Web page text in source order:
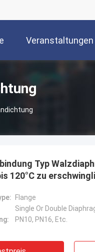
Veranstaltungen
Typ
120°C zu
Flange
Single Or Double
PN10, PN16, Etc.